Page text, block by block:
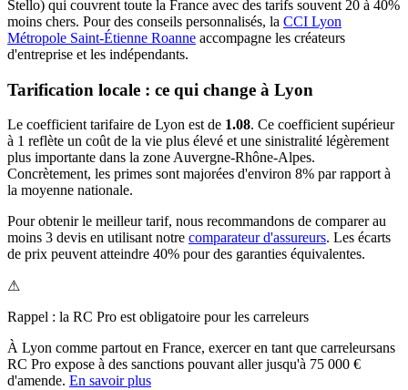
Stello) qui couvrent toute la France avec des tarifs souvent 20 à 40%
moins chers. Pour des conseils personnalisés, la CCI Lyon
Métropole Saint-Étienne Roanne accompagne les créateurs
d'entreprise et les indépendants.
Tarification locale : ce qui change à Lyon
Le coefficient tarifaire de Lyon est de 1.08. Ce coefficient supérieur
à 1 reflète un coût de la vie plus élevé et une sinistralité légèrement
plus importante dans la zone Auvergne-Rhône-Alpes.
Concrètement, les primes sont majorées d'environ 8% par rapport à
la moyenne nationale.
Pour obtenir le meilleur tarif, nous recommandons de comparer au
moins 3 devis en utilisant notre comparateur d'assureurs. Les écarts
de prix peuvent atteindre 40% pour des garanties équivalentes.
⚠
Rappel : la RC Pro est obligatoire pour les carreleurs
À Lyon comme partout en France, exercer en tant que carreleursans
RC Pro expose à des sanctions pouvant aller jusqu'à 75 000 €
d'amende. En savoir plus